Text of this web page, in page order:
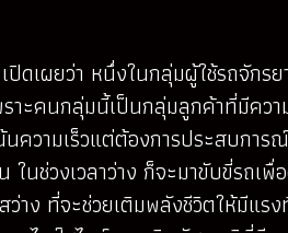
ดเผยว่า หนึ่งในกลุ่มผู้ใช้รถจักร
ราะคนกลุ่มนี้เป็นกลุ่มลูกค้าที่มีคว
ความเร็วแต่ต้องการประสบการ
นช่วงเวลาว่าง ก็จะมาขับขี่รถเพื่
าง ที่จะช่วยเติมพลังชีวิตให้มีแร